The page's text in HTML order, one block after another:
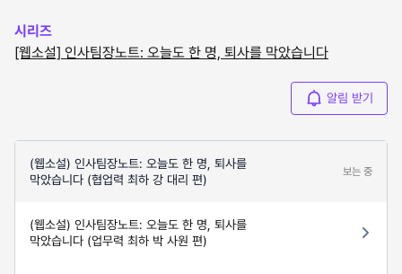
시리즈
[웹소설] 인사팀장노트: 오늘도 한 명, 퇴사를 막았습니다
알림 받기
(웹소설) 인사팀장노트: 오늘도 한 명, 퇴사를
막았습니다 (협업력 최하 강 대리 편)
보는 중
(웹소설) 인사팀장노트: 오늘도 한 명, 퇴사를
막았습니다 (업무력 최하 박 사원 편)